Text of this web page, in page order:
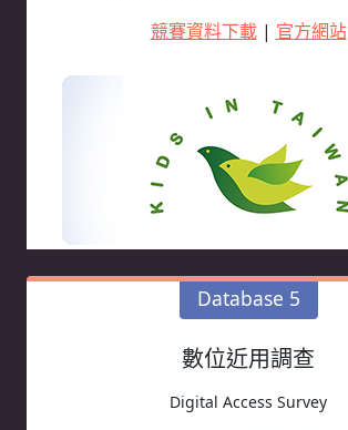
競賽資料下載| 官方網站
Database 5
數位近用調查
Digital Access Survey